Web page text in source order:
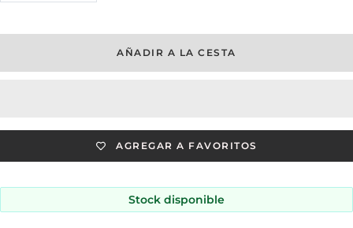
AÑADIR A LA CESTA
AGREGAR A FAVORITOS
Stock disponible